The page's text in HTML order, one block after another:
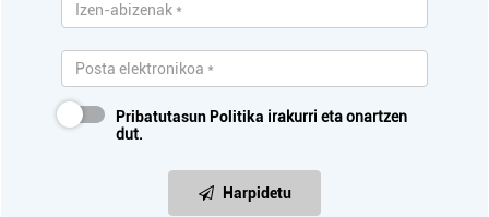
Pribatutasun Politika irakurri eta onartzen
dut.
Harpidetu